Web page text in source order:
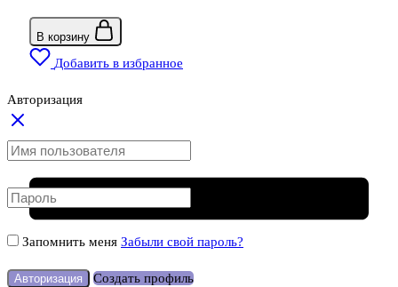
В корзину
Добавить в избранное
Авторизация
Запомнить меня Забыли свой пароль?
Авторизация Создать профиль